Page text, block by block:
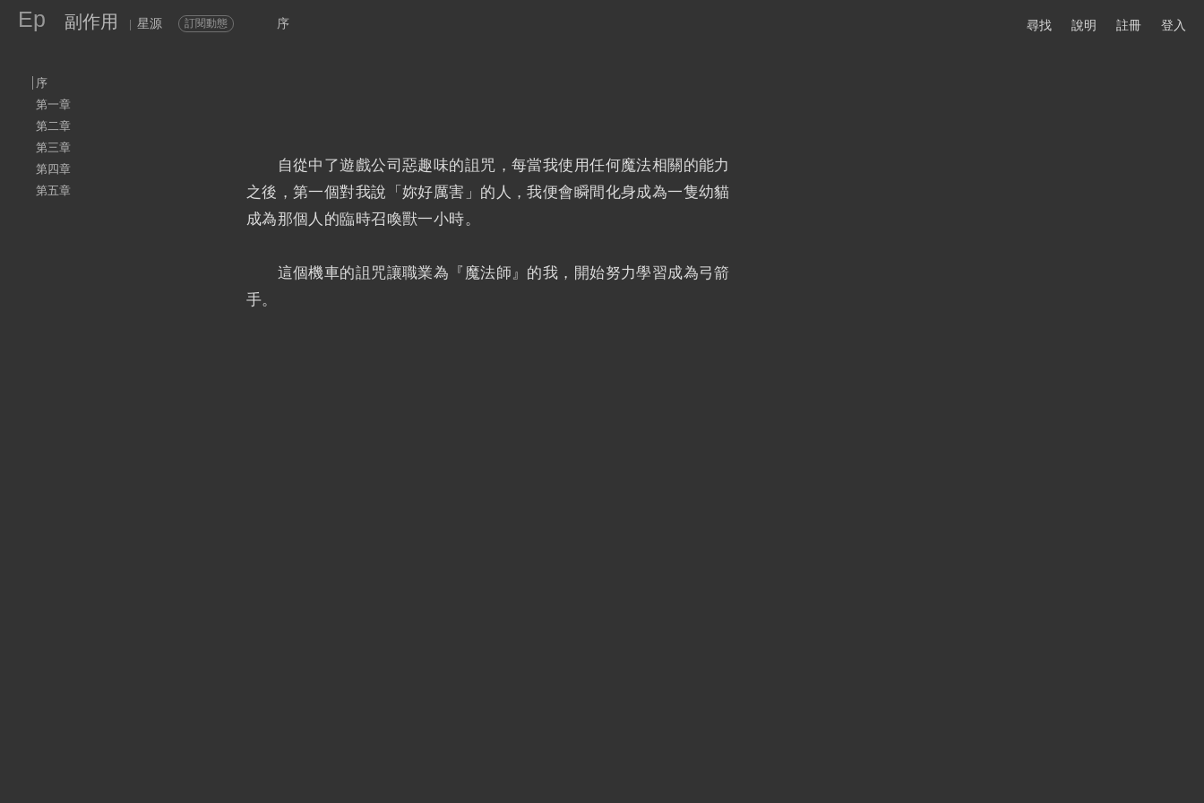
Ep 副作用 星源 訂閱動態 序 尋找 說明 註冊 登入
序
第一章
第二章
第三章
第四章
第五章
自從中了遊戲公司惡趣味的詛咒，每當我使用任何魔法相關的能力
之後，第一個對我說「妳好厲害」的人，我便會瞬間化身成為一隻幼貓
成為那個人的臨時召喚獸一小時。
這個機車的詛咒讓職業為『魔法師』的我，開始努力學習成為弓箭
手。